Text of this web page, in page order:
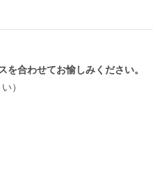
合わせてお愉しみください。
）